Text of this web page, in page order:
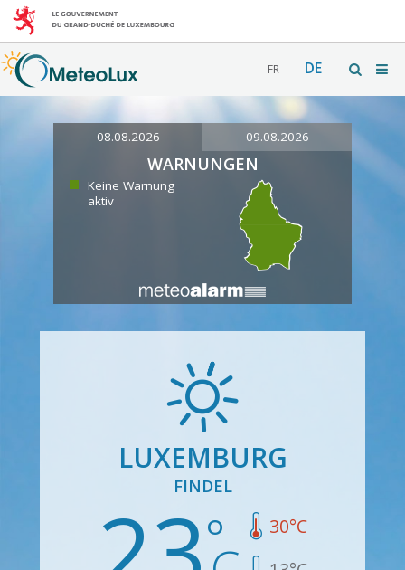
FR DE
08.08.2026 09.08.2026
WARNUNGEN
Keine Warnung
aktiv
LUXEMBURG
FINDEL
30°C